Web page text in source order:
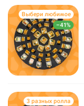
–41%
Выбери любимое
3 разных ролла